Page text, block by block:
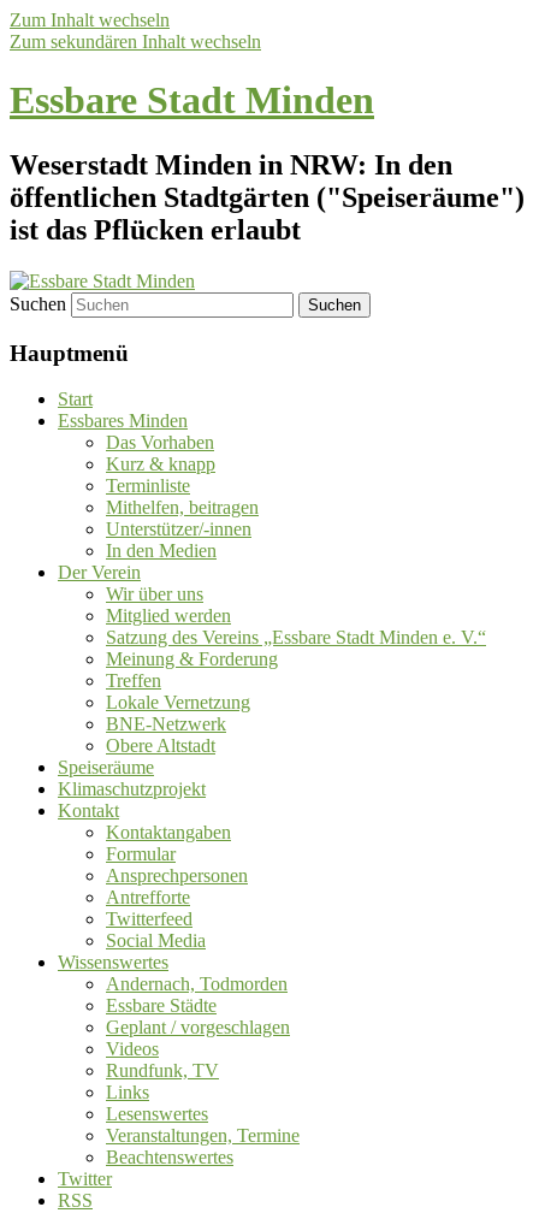
Zum Inhalt wechseln
Zum sekundären Inhalt wechseln
Essbare Stadt Minden
Weserstadt Minden in NRW: In den
öffentlichen Stadtgärten ("Speiseräume")
ist das Pflücken erlaubt
Suchen
Hauptmenü
Start
Essbares Minden
Das Vorhaben
Kurz & knapp
Terminliste
Mithelfen, beitragen
Unterstützer/-innen
In den Medien
Der Verein
Wir über uns
Mitglied werden
Satzung des Vereins „Essbare Stadt Minden e. V.“
Meinung & Forderung
Treffen
Lokale Vernetzung
BNE-Netzwerk
Obere Altstadt
Speiseräume
Klimaschutzprojekt
Kontakt
Kontaktangaben
Formular
Ansprechpersonen
Antrefforte
Twitterfeed
Social Media
Wissenswertes
Andernach, Todmorden
Essbare Städte
Geplant / vorgeschlagen
Videos
Rundfunk, TV
Links
Lesenswertes
Veranstaltungen, Termine
Beachtenswertes
Twitter
RSS